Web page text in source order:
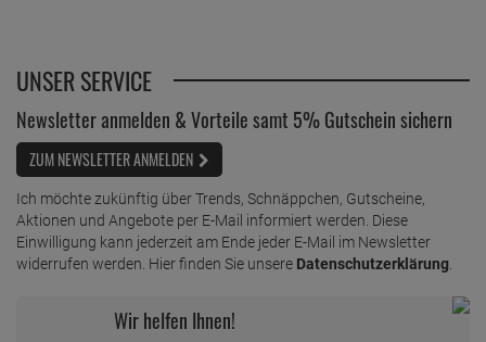
UNSER SERVICE
Newsletter anmelden & Vorteile samt 5% Gutschein sichern
ZUM NEWSLETTER ANMELDEN
Ich möchte zukünftig über Trends, Schnäppchen, Gutscheine,
Aktionen und Angebote per E-Mail informiert werden. Diese
Einwilligung kann jederzeit am Ende jeder E-Mail im Newsletter
widerrufen werden. Hier finden Sie unsere Datenschutzerklärung
Wir helfen Ihnen!